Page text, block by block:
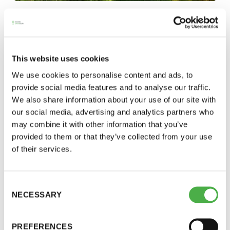
This website uses cookies
We use cookies to personalise content and ads, to
provide social media features and to analyse our traffic.
We also share information about your use of our site with
our social media, advertising and analytics partners who
may combine it with other information that you’ve
provided to them or that they’ve collected from your use
of their services.
Selection
NECESSARY
PREFERENCES
YHTEYSTIEDOT
Saunaseuran tarkoitus
saunakulttuuria ja pyrkii kehittämään suomalaista
SEURAN UUTISIA, TIEDOTTEET, UUTISET 21.07.2026
Juhannuksesta alkanut kesätauko päättyy tänään, ja
saunatalo avautuu klo 13. Saunatalo on auki jäsenille ja...